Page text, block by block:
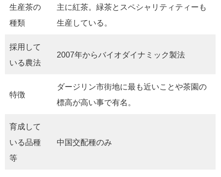
生産茶の
種類
主に紅茶。緑茶とスペシャリティティーも
生産している。
採用して
いる農法
2007年からバイオダイナミック製法
特徴
ダージリン市街地に最も近いことや茶園の
標高が高い事で有名。
育成して
いる品種
等
中国交配種のみ